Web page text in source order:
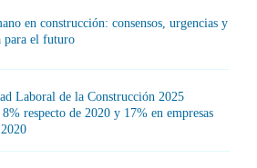
en construcción: consensos, urgencias y
para el futuro
Laboral de la Construcción 2025
respecto de 2020 y 17% en empresas